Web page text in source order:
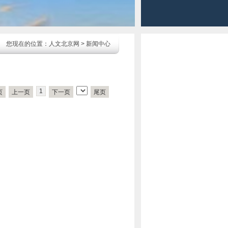
上一页 1 下一页 尾页
您现在的位置： 人文北京网 > 新闻中心